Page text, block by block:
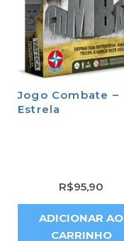
Jogo Combate –
Estrela
R$95,90
ADICIONAR AO
CARRINHO